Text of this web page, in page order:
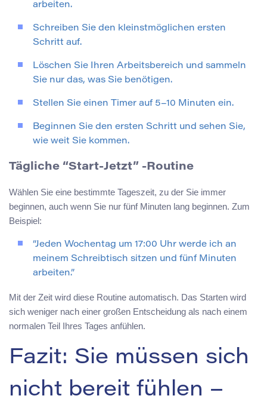
arbeiten.
Schreiben Sie den kleinstmöglichen ersten
Schritt auf.
Löschen Sie Ihren Arbeitsbereich und sammeln
Sie nur das, was Sie benötigen.
Stellen Sie einen Timer auf 5–10 Minuten ein.
Beginnen Sie den ersten Schritt und sehen Sie,
wie weit Sie kommen.
Tägliche “Start-Jetzt” -Routine
Wählen Sie eine bestimmte Tageszeit, zu der Sie immer
beginnen, auch wenn Sie nur fünf Minuten lang beginnen. Zum
Beispiel:
“Jeden Wochentag um 17:00 Uhr werde ich an
meinem Schreibtisch sitzen und fünf Minuten
arbeiten.”
Mit der Zeit wird diese Routine automatisch. Das Starten wird
sich weniger nach einer großen Entscheidung als nach einem
normalen Teil Ihres Tages anfühlen.
Fazit: Sie müssen sich
nicht bereit fühlen –